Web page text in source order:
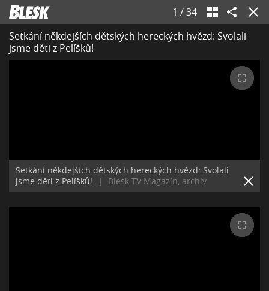
1 /34
Setkání někdejších dětských hereckých hvězd: Svolali
jsme děti z Pelíšků!
Setkání někdejších dětských hereckých hvězd: Svolali
jsme děti z Pelíšků!
| Blesk TV Magazín, archiv